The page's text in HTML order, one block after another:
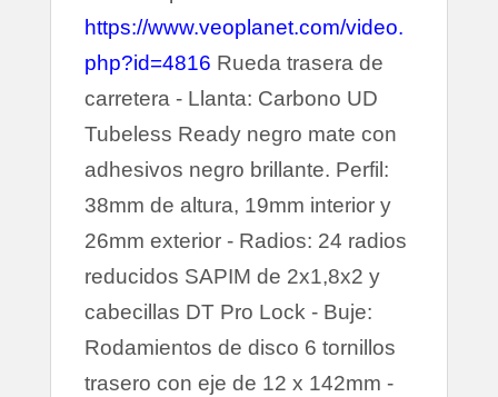
https://www.veoplanet.com/video.
php?id=4816 Rueda trasera de
carretera - Llanta: Carbono UD
Tubeless Ready negro mate con
adhesivos negro brillante. Perfil:
38mm de altura, 19mm interior y
26mm exterior - Radios: 24 radios
reducidos SAPIM de 2x1,8x2 y
cabecillas DT Pro Lock - Buje:
Rodamientos de disco 6 tornillos
trasero con eje de 12 x 142mm -